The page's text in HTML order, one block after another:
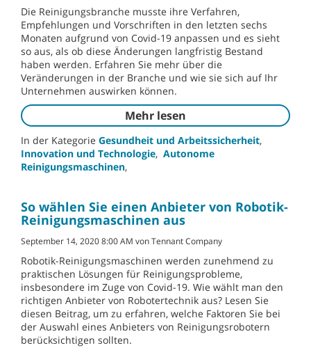
Die Reinigungsbranche musste ihre Verfahren,
Empfehlungen und Vorschriften in den letzten sechs
Monaten aufgrund von Covid-19 anpassen und es sieht
so aus, als ob diese Änderungen langfristig Bestand
haben werden. Erfahren Sie mehr über die
Veränderungen in der Branche und wie sie sich auf Ihr
Unternehmen auswirken können.
Mehr lesen
In der Kategorie Gesundheit und Arbeitssicherheit,
Innovation und Technologie, Autonome
Reinigungsmaschinen,
So wählen Sie einen Anbieter von Robotik-
Reinigungsmaschinen aus
September 14, 2020 8:00 AM von Tennant Company
Robotik-Reinigungsmaschinen werden zunehmend zu
praktischen Lösungen für Reinigungsprobleme,
insbesondere im Zuge von Covid-19. Wie wählt man den
richtigen Anbieter von Robotertechnik aus? Lesen Sie
diesen Beitrag, um zu erfahren, welche Faktoren Sie bei
der Auswahl eines Anbieters von Reinigungsrobotern
berücksichtigen sollten.